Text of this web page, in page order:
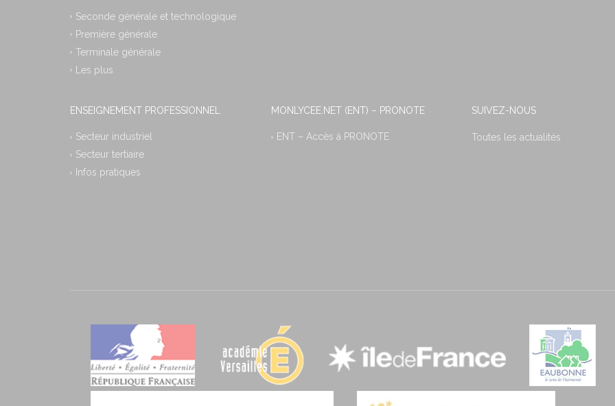
Seconde générale et technologique
Première générale
Terminale générale
Les plus
ENSEIGNEMENT PROFESSIONNEL
Secteur industriel
Secteur tertiaire
Infos pratiques
MONLYCEE.NET (ENT) – PRONOTE
ENT – Accès à PRONOTE
SUIVEZ-NOUS
Toutes les actualités